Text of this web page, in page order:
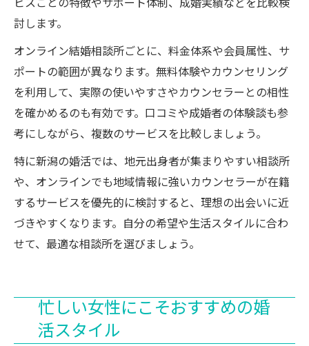
討します。
オンライン結婚相談所ごとに、料金体系や会員属性、サ
ポートの範囲が異なります。無料体験やカウンセリング
を利用して、実際の使いやすさやカウンセラーとの相性
を確かめるのも有効です。口コミや成婚者の体験談も参
考にしながら、複数のサービスを比較しましょう。
特に新潟の婚活では、地元出身者が集まりやすい相談所
や、オンラインでも地域情報に強いカウンセラーが在籍
するサービスを優先的に検討すると、理想の出会いに近
づきやすくなります。自分の希望や生活スタイルに合わ
せて、最適な相談所を選びましょう。
忙しい女性にこそおすすめの婚
活スタイル